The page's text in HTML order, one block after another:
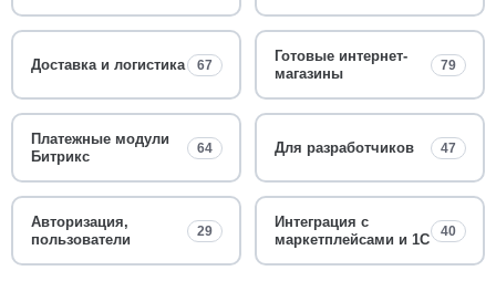
Доставка и логистика 67
Готовые интернет-
магазины
79
Платежные модули
Битрикс
64 Для разработчиков 47
Авторизация,
пользователи
29
Интеграция с
маркетплейсами и 1С
40